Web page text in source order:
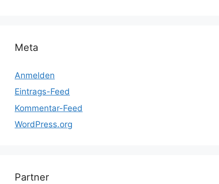
Meta
Anmelden
Eintrags-Feed
Kommentar-Feed
WordPress.org
Partner